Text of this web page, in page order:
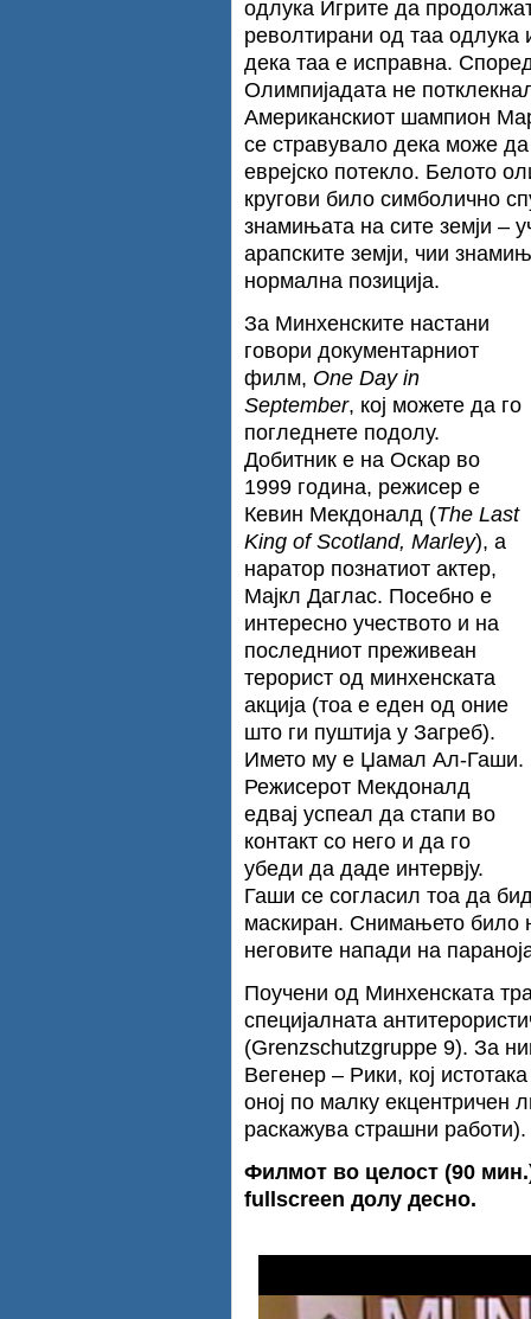
одлука Игрите да
револтирани од таа одлука
дека таа е исправна.
Олимпијадата не
Американскиот шампион
се стравувало дека може
еврејско потекло. Белото
кругови било симболично
знамињата на сите земји –
арапските земји, чии
нормална позиција.
За Минхенските настани
говори документарниот
филм, One Day in
September, кој можете да го
погледнете подолу.
Добитник е на Оскар во
1999 година, режисер е
Кевин Мекдоналд (The Last
King of Scotland, Marley), а
наратор познатиот актер,
Мајкл Даглас. Посебно е
интересно учеството и на
последниот преживеан
терорист од минхенската
акција (тоа е еден од оние
што ги пуштија у Загреб).
Името му е Џамал Ал-Гаши.
Режисерот Мекдоналд
едвај успеал да стапи во
контакт со него и да го
убеди да даде интервју.
Гаши се согласил тоа да
маскиран. Снимањето било
неговите напади на
Поучени од Минхенската
специјалната
(Grenzschutzgruppe 9). За
Вегенер – Рики, кој
оној по малку екцентричен
раскажува страшни работи).
Филмот во целост (90
fullscreen долу десно.